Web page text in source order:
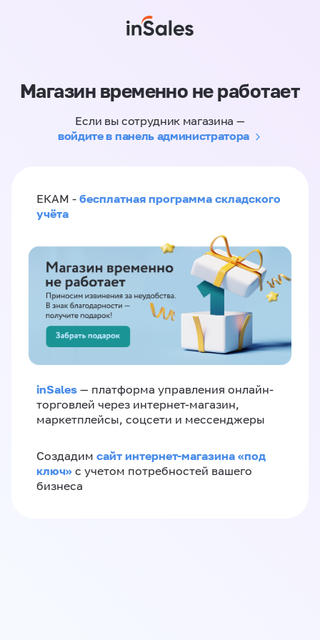
Магазин временно не работает
Если вы сотрудник магазина —
войдите в панель администратора
ЕКАМ - бесплатная программа складского
учёта
inSales — платформа управления онлайн-
торговлей через интернет-магазин,
маркетплейсы, соцсети и мессенджеры
Создадим сайт интернет-магазина «под
ключ» с учетом потребностей вашего
бизнеса